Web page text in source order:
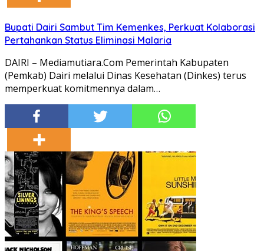
Bupati Dairi Sambut Tim Kemenkes, Perkuat Kolaborasi
Pertahankan Status Eliminasi Malaria
DAIRI – Mediamutiara.Com Pemerintah Kabupaten
(Pemkab) Dairi melalui Dinas Kesehatan (Dinkes) terus
memperkuat komitmennya dalam…